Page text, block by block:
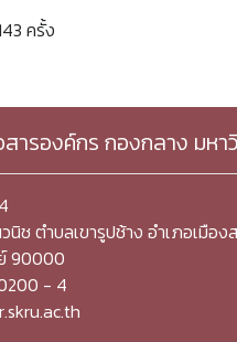
ครั้ง
ารองค์กร กองกลาง มห
ช ตำบลเขารูปช้าง อำเภอเมือ
90000
- 4